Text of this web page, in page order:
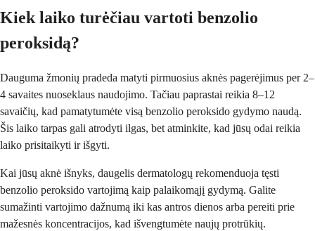
Kiek laiko turėčiau vartoti benzolio
peroksidą?
Dauguma žmonių pradeda matyti pirmuosius aknės pagerėjimus per 2–
4 savaites nuoseklaus naudojimo. Tačiau paprastai reikia 8–12
savaičių, kad pamatytumėte visą benzolio peroksido gydymo naudą.
Šis laiko tarpas gali atrodyti ilgas, bet atminkite, kad jūsų odai reikia
laiko prisitaikyti ir išgyti.
Kai jūsų aknė išnyks, daugelis dermatologų rekomenduoja tęsti
benzolio peroksido vartojimą kaip palaikomąjį gydymą. Galite
sumažinti vartojimo dažnumą iki kas antros dienos arba pereiti prie
mažesnės koncentracijos, kad išvengtumėte naujų protrūkių.